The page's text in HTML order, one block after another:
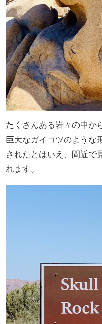
たくさんある岩々の中か
巨大なガイコツのような
されたとはいえ、間近で
れます。